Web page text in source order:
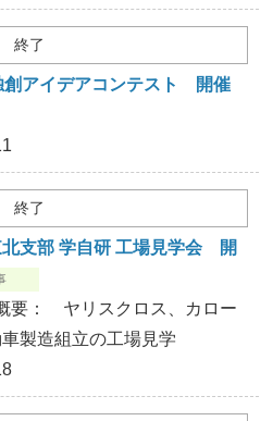
終了
アイデアコンテスト 開催
終了
北支部 学自研 工場見学会 開
要： ヤリスクロス、カロー
製造組立の工場見学